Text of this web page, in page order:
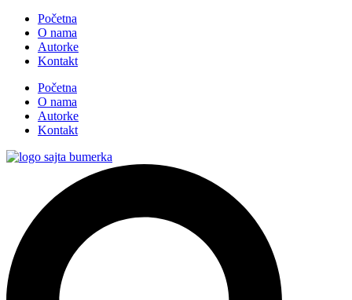
Početna
O nama
Autorke
Kontakt
Početna
O nama
Autorke
Kontakt